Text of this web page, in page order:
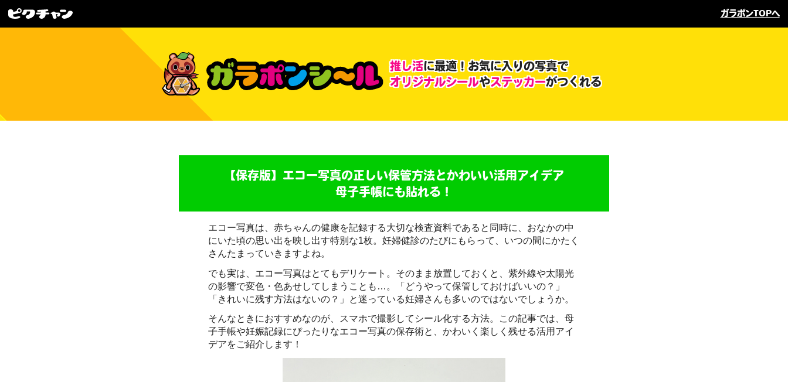
ガラポンTOPへ
推し活に最適！お気に入りの写真で
オリジナルシールやステッカーがつくれる
【保存版】エコー写真の正しい保管方法と かわいい活用アイデア
母子手帳にも貼れる！
エコー写真は、赤ちゃんの健康を記録する大切な検査資料であると同時に、おなかの中
にいた頃の思い出を映し出す特別な1枚。妊婦健診のたびにもらって、いつの間にかたく
さんたまっていきますよね。
でも実は、エコー写真はとてもデリケート。そのまま放置しておくと、紫外線や太陽光
の影響で変色・色あせしてしまうことも…。「どうやって保管しておけばいいの？」
「きれいに残す方法はないの？」と迷っている妊婦さんも多いのではないでしょうか。
そんなときにおすすめなのが、スマホで撮影してシール化する方法。この記事では、母
子手帳や妊娠記録にぴったりなエコー写真の保存術と、かわいく楽しく残せる活用アイ
デアをご紹介します！